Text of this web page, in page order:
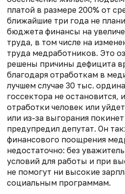
платой в размере 200% от
ближайшие три года не
бюджета финансы на
труда, в том числе на
труда медработников. Это
решены причины дефицита
благодаря отработкам в
лучшем случае 30 тыс.
госсектора не остановится,
отработки человек или
или из-за выгорания
предупредил депутат. Он
финансового поощрения
недостаточно: без
условий для работы и при
не помогут ни высокие
социальным программам.